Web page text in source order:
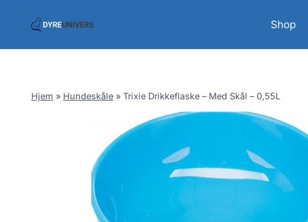
Shop
Hjem » Hundeskåle » Trixie Drikkeflaske – Med Skål – 0,55L